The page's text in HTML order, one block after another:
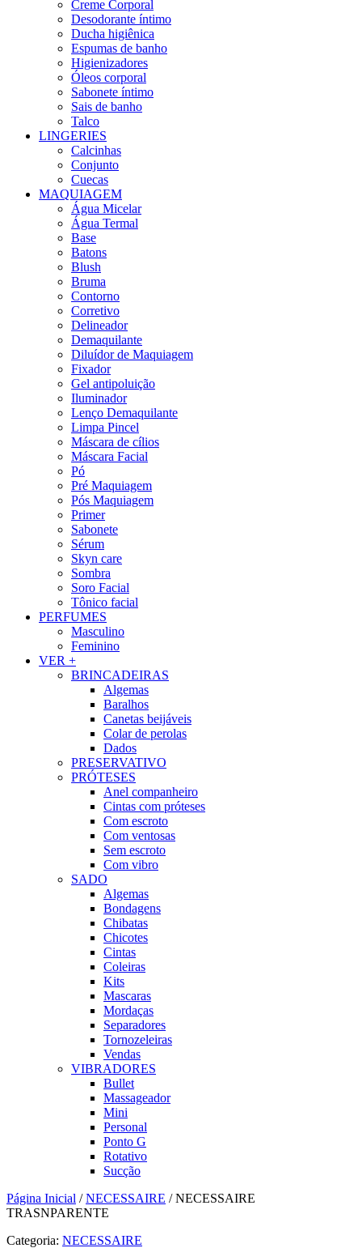
Creme Corporal
Desodorante íntimo
Ducha higiênica
Espumas de banho
Higienizadores
Óleos corporal
Sabonete íntimo
Sais de banho
Talco
LINGERIES
Calcinhas
Conjunto
Cuecas
MAQUIAGEM
Água Micelar
Água Termal
Base
Batons
Blush
Bruma
Contorno
Corretivo
Delineador
Demaquilante
Diluídor de Maquiagem
Fixador
Gel antipoluição
Iluminador
Lenço Demaquilante
Limpa Pincel
Máscara de cílios
Máscara Facial
Pó
Pré Maquiagem
Pós Maquiagem
Primer
Sabonete
Sérum
Skyn care
Sombra
Soro Facial
Tônico facial
PERFUMES
Masculino
Feminino
VER +
BRINCADEIRAS
Algemas
Baralhos
Canetas beijáveis
Colar de perolas
Dados
PRESERVATIVO
PRÓTESES
Anel companheiro
Cintas com próteses
Com escroto
Com ventosas
Sem escroto
Com vibro
SADO
Algemas
Bondagens
Chibatas
Chicotes
Cintas
Coleiras
Kits
Mascaras
Mordaças
Separadores
Tornozeleiras
Vendas
VIBRADORES
Bullet
Massageador
Mini
Personal
Ponto G
Rotativo
Sucção
Página Inicial /NECESSAIRE / NECESSAIRE
TRASNPARENTE
Categoria: NECESSAIRE